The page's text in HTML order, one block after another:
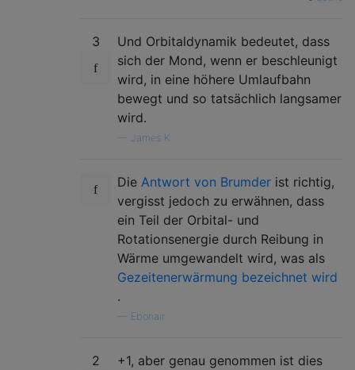
3
Und Orbitaldynamik bedeutet, dass
sich der Mond, wenn er beschleunigt
wird, in eine höhere Umlaufbahn
bewegt und so tatsächlich langsamer
wird.
James K
Die Antwort von Brumder ist richtig,
vergisst jedoch zu erwähnen, dass
ein Teil der Orbital- und
Rotationsenergie durch Reibung in
Wärme umgewandelt wird, was als
Gezeitenerwärmung bezeichnet wird
.
Ebonair
2
+1, aber genau genommen ist dies